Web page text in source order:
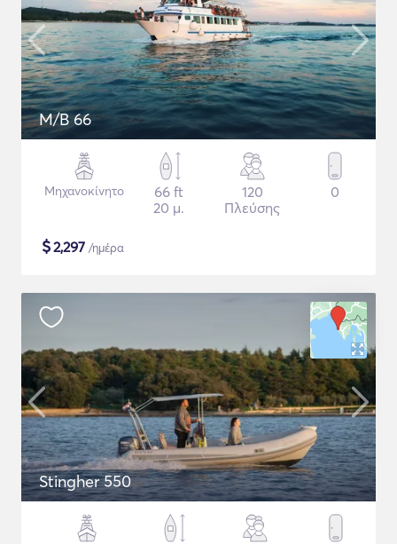
M/B 66
Μηχανοκίνητο
66 ft
20 μ.
120
Πλεύσης
0
$2,297 /ημέρα
Stingher 550